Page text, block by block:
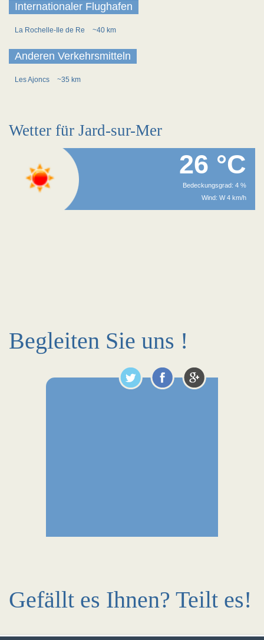
Internationaler Flughafen
La Rochelle-Ile de Re ~40 km
Anderen Verkehrsmitteln
Les Ajoncs ~35 km
Wetter für Jard-sur-Mer
26 °C
Bedeckungsgrad: 4 %
Wind: W 4 km/h
Begleiten Sie uns !
Gefällt es Ihnen? Teilt es!